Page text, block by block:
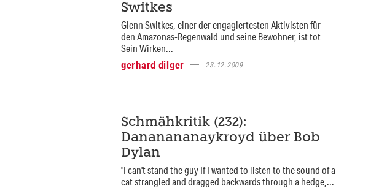
Switkes
Glenn Switkes, einer der engagiertesten Aktivisten für
den Amazonas-Regenwald und seine Bewohner, ist tot
Sein Wirken...
gerhard dilger
23.12.2009
Schmähkritik (232):
Dananananaykroyd über Bob
Dylan
"I can't stand the guy If I wanted to listen to the sound of a
cat strangled and dragged backwards through a hedge,...